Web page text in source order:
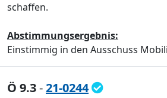
schaffen.
Abstimmungsergebnis:
Einstimmig in den Ausschuss
Ö 9.3-21-0244